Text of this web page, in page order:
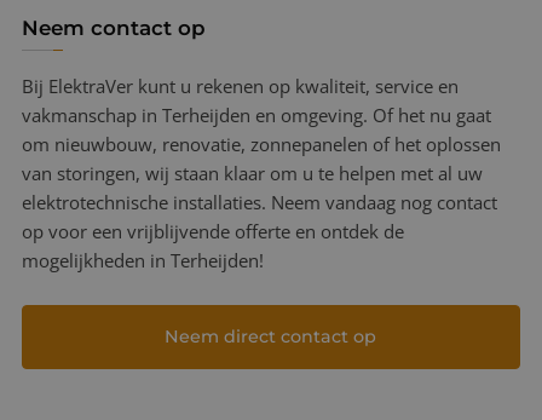
Neem contact op
Bij ElektraVer kunt u rekenen op kwaliteit, service en
vakmanschap in Terheijden en omgeving. Of het nu gaat
om nieuwbouw, renovatie, zonnepanelen of het oplossen
van storingen, wij staan klaar om u te helpen met al uw
elektrotechnische installaties. Neem vandaag nog contact
op voor een vrijblijvende offerte en ontdek de
mogelijkheden in Terheijden!
Neem direct contact op